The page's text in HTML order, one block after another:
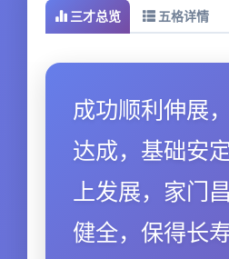
三才总览 五格详情
成功顺利伸展
达成，基础安
上发展，家门
健全，保得长